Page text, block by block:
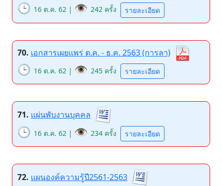
🕒 16 ต.ค. 62 | 👁️ 242 ครั้ง รายละเอียด
70. เอกสารเผยแพร่ ต.ค. - ธ.ค. 2563 (การลา)
🕒 16 ต.ค. 62 | 👁️ 245 ครั้ง รายละเอียด
71. แผ่นพับงานบุคคล
🕒 16 ต.ค. 62 | 👁️ 234 ครั้ง รายละเอียด
72. แผนองค์ความรู้ปี2561-2563